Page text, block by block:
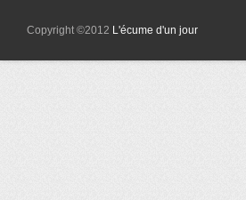
Copyright ©2012 L'écume d'un jour